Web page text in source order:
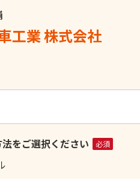
工業 株式会社
をご選択ください 必須